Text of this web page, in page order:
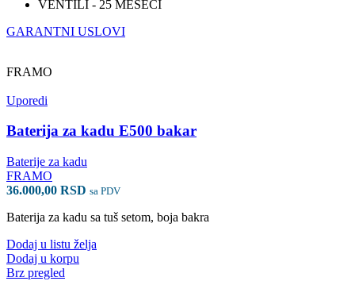
VENTILI - 25 MESECI
GARANTNI USLOVI
FRAMO
Uporedi
Baterija za kadu E500 bakar
Baterije za kadu
FRAMO
36.000,00 RSD sa PDV
Baterija za kadu sa tuš setom, boja bakra
Dodaj u listu želja
Dodaj u korpu
Brz pregled